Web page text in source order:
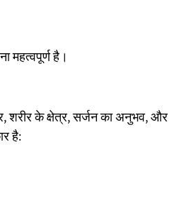
महत्वपूर्ण है।
शरीर के क्षेत्र, सर्जन का अनुभव, और
है: